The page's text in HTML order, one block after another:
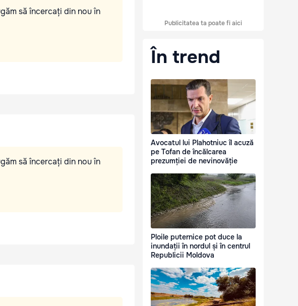
să încercați din nou în
să încercați din nou în
Publicitatea ta poate fi aici
În trend
Avocatul lui Plahotniuc îl acuză
pe Tofan de încălcarea
prezumției de nevinovăție
Ploile puternice pot duce la
inundații în nordul și în centrul
Republicii Moldova